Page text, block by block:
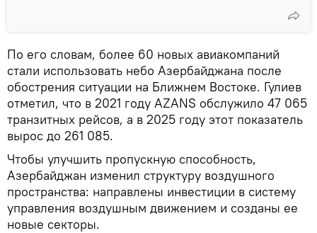
По его словам, более 60 новых авиакомпаний
стали использовать небо Азербайджана после
обострения ситуации на Ближнем Востоке. Гулиев
отметил, что в 2021 году AZANS обслужило 47 065
транзитных рейсов, а в 2025 году этот показатель
вырос до 261 085.
Чтобы улучшить пропускную способность,
Азербайджан изменил структуру воздушного
пространства: направлены инвестиции в систему
управления воздушным движением и созданы ее
новые секторы.